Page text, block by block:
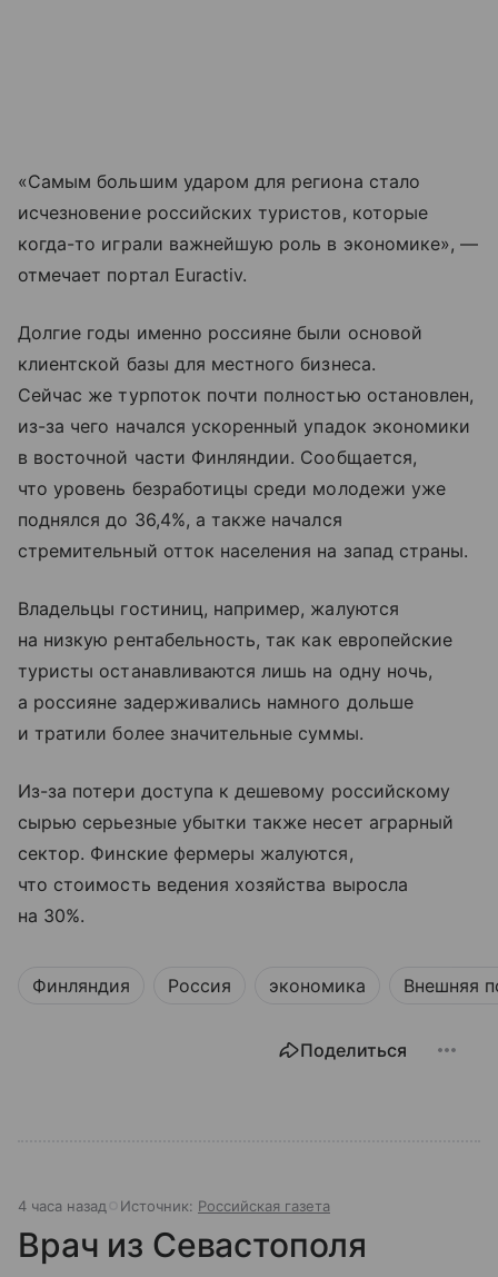
«Самым большим ударом для региона стало
исчезновение российских туристов, которые
когда-то играли важнейшую роль в экономике», —
отмечает портал Euractiv.
Долгие годы именно россияне были основой
клиентской базы для местного бизнеса.
Сейчас же турпоток почти полностью остановлен,
из-за чего начался ускоренный упадок экономики
в восточной части Финляндии. Сообщается,
что уровень безработицы среди молодежи уже
поднялся до 36,4%, а также начался
стремительный отток населения на запад страны.
Владельцы гостиниц, например, жалуются
на низкую рентабельность, так как европейские
туристы останавливаются лишь на одну ночь,
а россияне задерживались намного дольше
и тратили более значительные суммы.
Из-за потери доступа к дешевому российскому
сырью серьезные убытки также несет аграрный
сектор. Финские фермеры жалуются,
что стоимость ведения хозяйства выросла
на 30%.
Финляндия Россия экономика Внешняя
Поделиться
4 часа назад Источник: Российская газета
Врач из Севастополя